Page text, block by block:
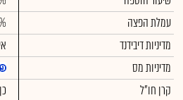
עמלת הפצה
מדיניות דיבידנד
מדיניות מס
קרן חו"ל
כן